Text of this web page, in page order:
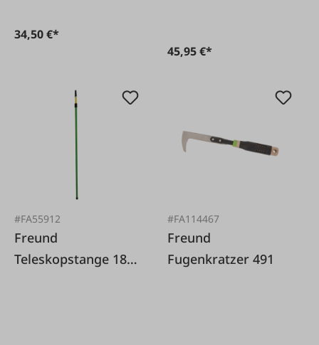
34,50 €*
45,95 €*
#FA55912
Freund
Teleskopstange 180-
#FA114467
Freund
Fugenkratzer 491